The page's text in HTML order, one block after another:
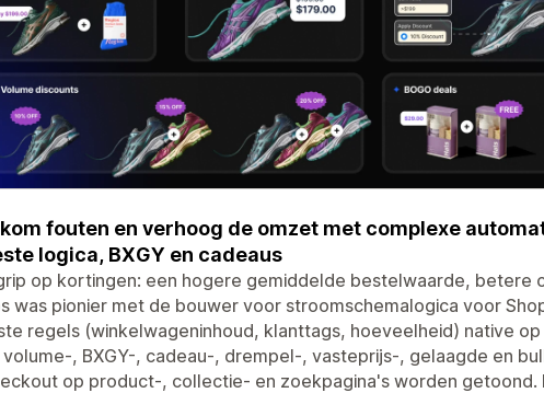
fouten en verhoog de omzet met complexe
logica, BXGY en cadeaus
op kortingen: een hogere gemiddelde bestelwaarde, betere
was pionier met de bouwer voor stroomschemalogica voor
regels (winkelwageninhoud, klanttags, hoeveelheid) native
volume-, BXGY-, cadeau-, drempel-, vasteprijs-, gelaagde en
op product-, collectie- en zoekpagina's worden getoond.